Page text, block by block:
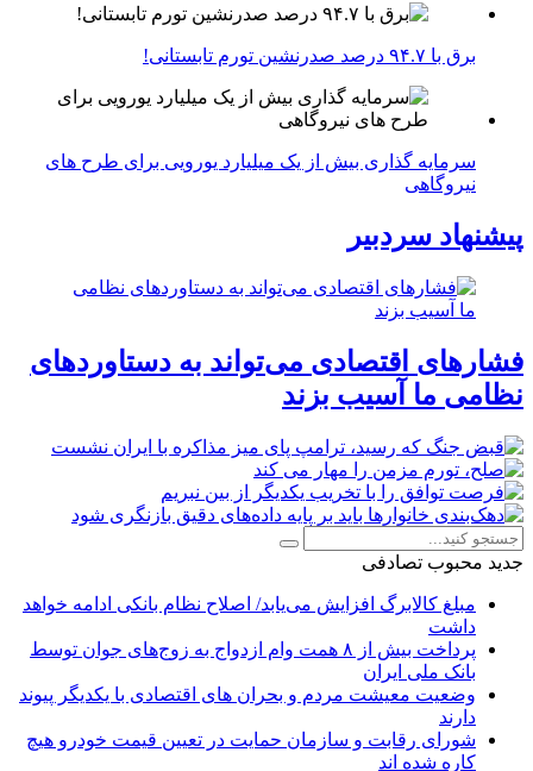
برق با ۹۴.۷ درصد صدرنشین تورم تابستانی!
سرمایه گذاری بیش از یک میلیارد یورویی برای طرح های
نیروگاهی
پیشنهاد سردبیر
فشارهای اقتصادی می‌تواند به دستاوردهای
نظامی ما آسیب بزند
جدید محبوب تصادفی
مبلغ کالابرگ افزایش می‌یابد/ اصلاح نظام بانکی ادامه خواهد
داشت
پرداخت بیش از ۸ همت وام ازدواج به زوج‌های جوان توسط
بانک ملی ایران
وضعیت معیشت مردم و بحران های اقتصادی با یکدیگر پیوند
دارند
شورای رقابت و سازمان حمایت در تعیین قیمت خودرو هیچ
کاره شده اند